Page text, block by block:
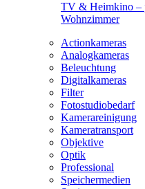
TV & Heimkino –
Wohnzimmer
Actionkameras
Analogkameras
Beleuchtung
Digitalkameras
Filter
Fotostudiobedarf
Kamerareinigung
Kameratransport
Objektive
Optik
Professional
Speichermedien